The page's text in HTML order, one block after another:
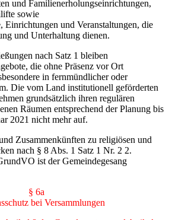
und Familienerholungseinrichtungen,
sowie
Einrichtungen und Veranstaltungen, die
und Unterhaltung dienen.
nach Satz 1 bleiben
die ohne Präsenz vor Ort
in fernmündlicher oder
Die vom Land institutionell geförderten
grund­sätzlich ihren regulären
Räumen entsprechend der Planung bis
2021 nicht mehr auf.
Zusammenkünften zu religiösen und
nach § 8 Abs. 1 Satz 1 Nr. 2 2.
ist der Gemeindegesang
§ 6a
bei Versammlungen